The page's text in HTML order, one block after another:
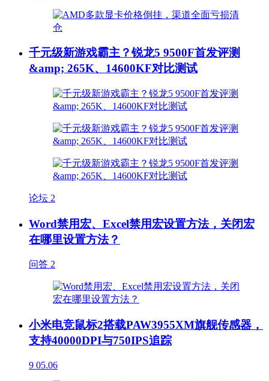
千元级新游戏霸主？锐龙5 9500F首发评测
&amp; 265K、14600KF对比测试
论坛 2
Word禁用宏、Excel禁用宏设置方法，关闭宏
在哪里设置方法？
问答 2
小米电竞鼠标2搭载PAW3955XM旗舰传感器，
支持40000DPI与750IPS追踪
9 05.06